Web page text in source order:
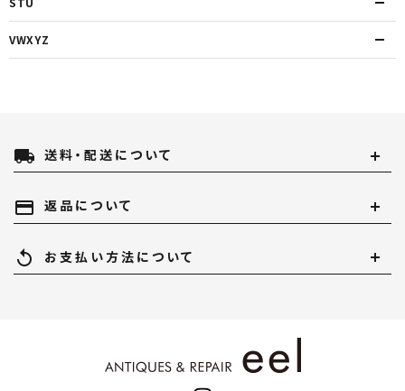
VWXYZ
local_shipping 送料・配送について
payment 返品について
replay お支払い方法について